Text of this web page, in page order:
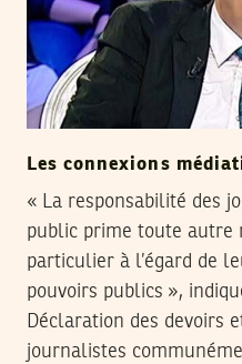
Les connexions
« La responsabilité des
public prime toute autre
particulier à l’égard de
pouvoirs publics »,
Déclaration des devoirs
journalistes